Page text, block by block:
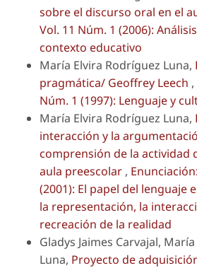
sobre el discurso oral en el
Vol. 11 Núm. 1 (2006):
contexto educativo
María Elvira Rodríguez Luna,
pragmática/ Geoffrey Leech ,
Núm. 1 (1997): Lenguaje y
María Elvira Rodríguez Luna,
interacción y la
comprensión de la actividad
aula preescolar ,
(2001): El papel del lenguaje
la representación, la
recreación de la realidad
Gladys Jaimes Carvajal,
Luna, Proyecto de